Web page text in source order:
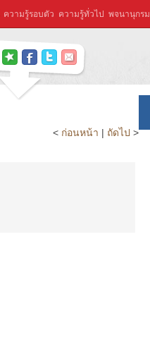
ความรู้รอบตัว ความรู้ทั่วไป พจนานุกรม
< ก่อนหน้า | ถัดไป >